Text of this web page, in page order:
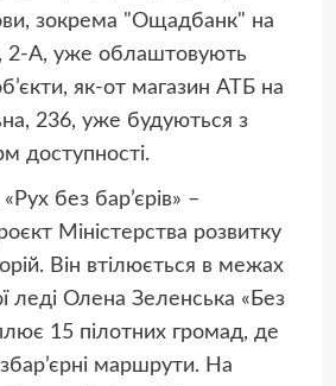
зокрема "Ощадбанк" на
2-А, уже облаштовують
як-от магазин АТБ на
236, уже будуються з
доступності.
без бар’єрів» –
Міністерства розвитку
Він втілюється в межах
леді Олена Зеленська «Без
15 пілотних громад, де
маршрути. На